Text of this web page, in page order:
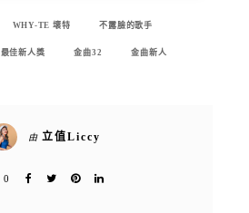
WHY-TE 壞特 不露臉的歌手
最佳新人獎 金曲32 金曲新人
由 立值Liccy
0